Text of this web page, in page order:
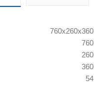
760х260х360
760
260
360
54